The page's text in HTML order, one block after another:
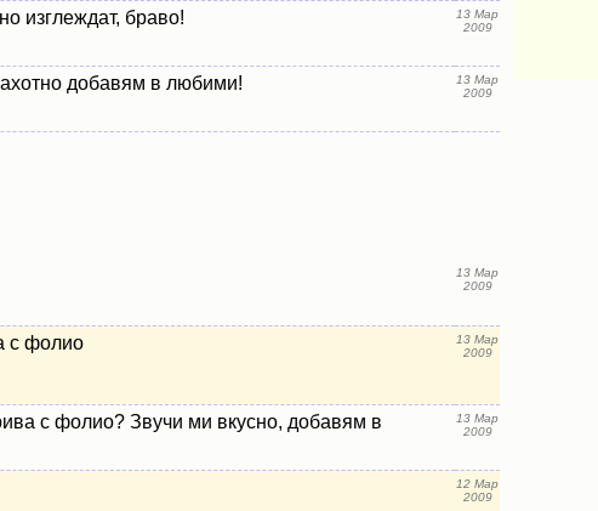
изглеждат, браво!
13 Мар
2009
добавям в любими!
13 Мар
2009
13 Мар
2009
с фолио
13 Мар
2009
с фолио? Звучи ми вкусно, добавям в
13 Мар
2009
12 Мар
2009